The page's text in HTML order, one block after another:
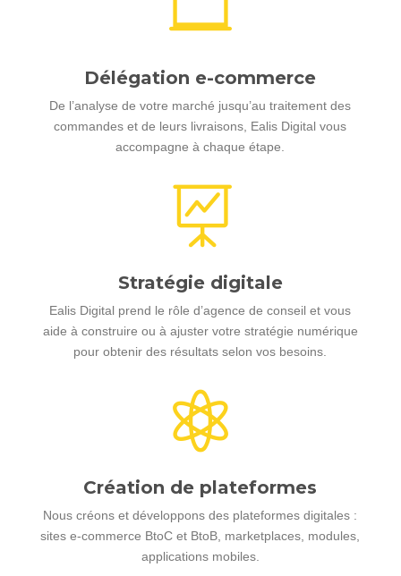
Délégation e-commerce
De l’analyse de votre marché jusqu’au traitement des
commandes et de leurs livraisons, Ealis Digital vous
accompagne à chaque étape.

Stratégie digitale
Ealis Digital prend le rôle d’agence de conseil et vous
aide à construire ou à ajuster votre stratégie numérique
pour obtenir des résultats selon vos besoins.

Création de plateformes
Nous créons et développons des plateformes digitales :
sites e-commerce BtoC et BtoB, marketplaces, modules,
applications mobiles.